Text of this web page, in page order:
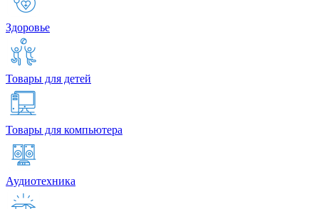
Здоровье
Товары для детей
Товары для компьютера
Аудиотехника